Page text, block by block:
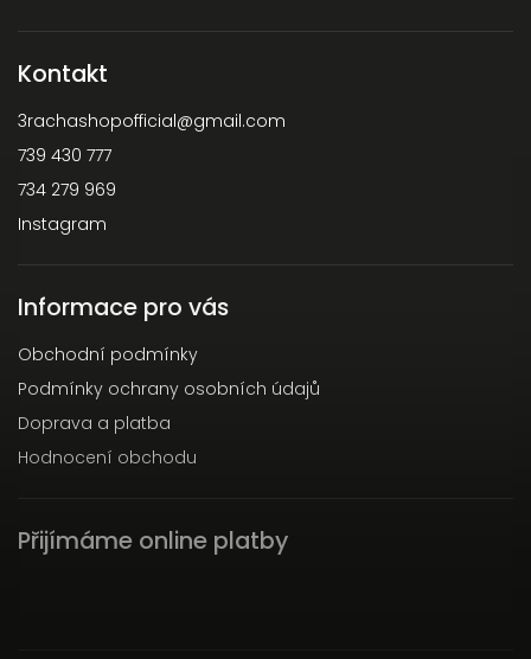
Kontakt
3rachashopofficial@gmail.com
739 430 777
734 279 969
Instagram
Informace pro vás
Obchodní podmínky
Podmínky ochrany osobních údajů
Doprava a platba
Hodnocení obchodu
Přijímáme online platby